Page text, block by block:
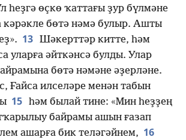
һеҙгә өҫкө ҡаттағы ҙур бүлмәне
кәрәкле бөтә нәмә булыр. Ашты
13 Шәкерттәр китте, һәм
уларға әйткәнсә булды. Улар
бөтә нәмәне әҙерләне.
Ғайса илселәре менән табын
15 һәм былай тине: «Мин һеҙҙең
байрамы ашын ғазап
ашарға бик теләгәйнем, 16